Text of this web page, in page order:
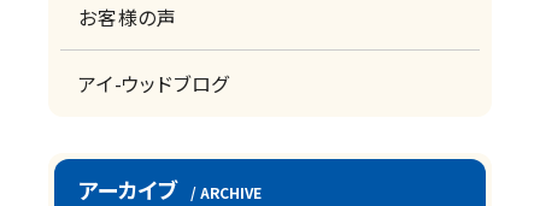
お客様の声
アイ-ウッドブログ
アーカイブ / ARCHIVE